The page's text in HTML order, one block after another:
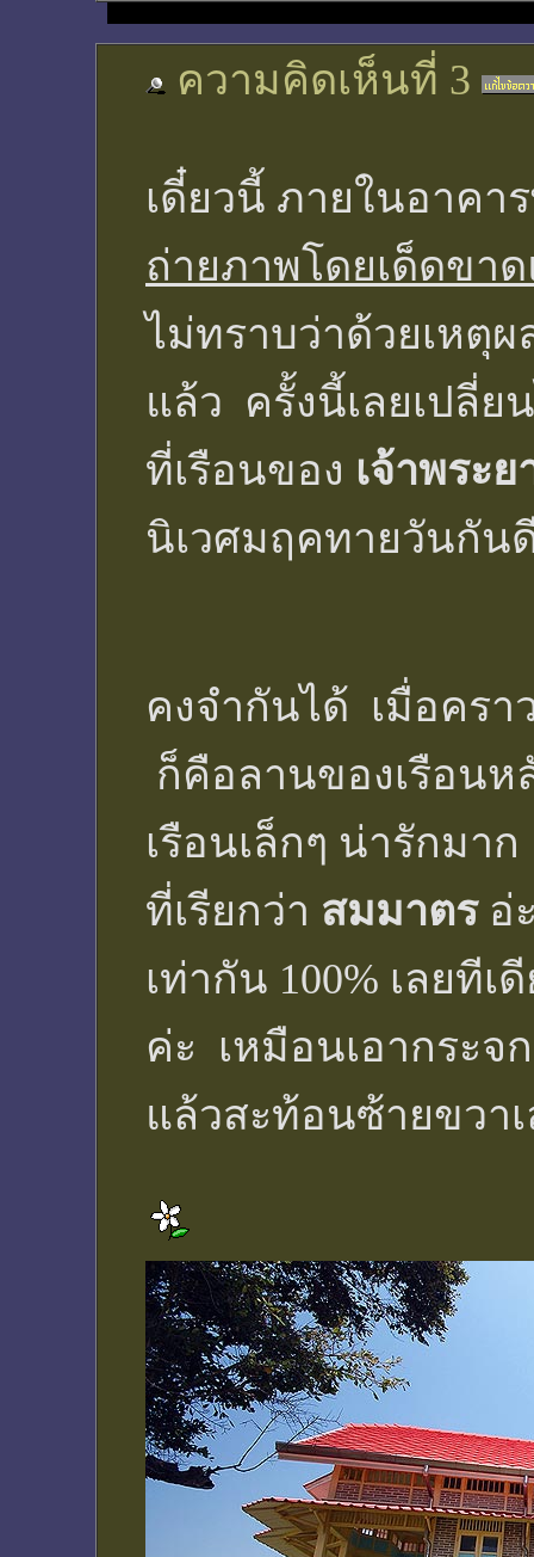
ความคิดเห็นที่ 3
เดี๋ยวนี้ ภายในอาค
ถ่ายภาพโดยเด็ดขา
ไม่ทราบว่าด้วยเหตุ
แล้ว ครั้งนี้เลยเปลี่ย
ที่เรือนของ เจ้าพระ
นิเวศมฤคทายวันกัน
คงจำกันได้ เมื่อคร
ก็คือลานของเรือนห
เรือนเล็กๆ น่ารักมา
ที่เรียกว่า สมมาตรอ่
เท่ากัน 100% เลยที
ค่ะ เหมือนเอากระจ
แล้วสะท้อนซ้ายขวา